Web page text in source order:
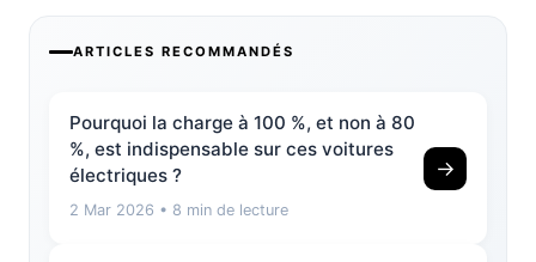
ARTICLES RECOMMANDÉS
Pourquoi la charge à 100 %, et non à 80
%, est indispensable sur ces voitures
électriques ?
2 Mar 2026 • 8 min de lecture
→